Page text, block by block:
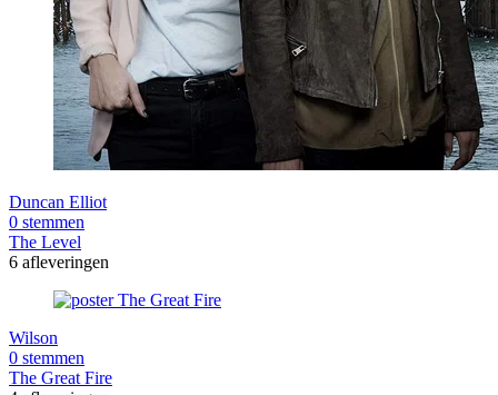
Duncan Elliot
0 stemmen
The Level
6 afleveringen
Wilson
0 stemmen
The Great Fire